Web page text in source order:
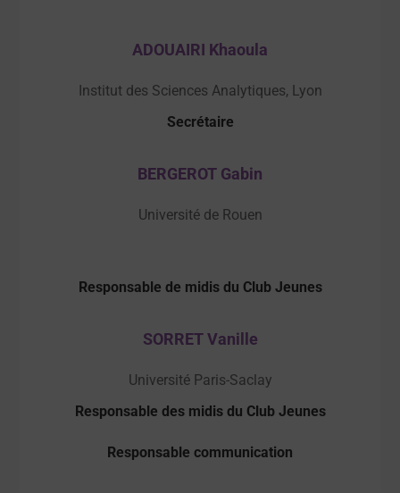
ADOUAIRI Khaoula
Institut des Sciences Analytiques, Lyon
Secrétaire
BERGEROT Gabin
Université de Rouen
Responsable de midis du Club Jeunes
SORRET Vanille
Université Paris-Saclay
Responsable des midis du Club Jeunes
Responsable communication